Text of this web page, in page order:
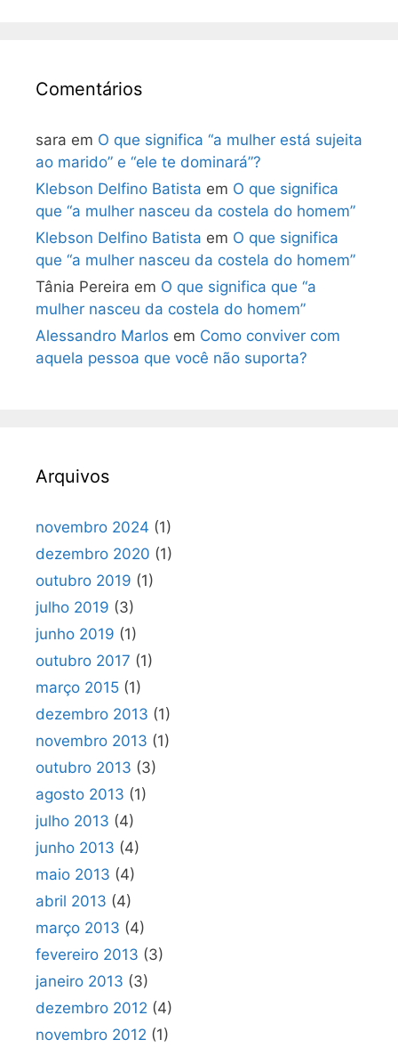
Comentários
sara em O que significa “a mulher está sujeita
ao marido” e “ele te dominará”?
Klebson Delfino Batista em O que significa
que “a mulher nasceu da costela do homem”
Klebson Delfino Batista em O que significa
que “a mulher nasceu da costela do homem”
Tânia Pereira em O que significa que “a
mulher nasceu da costela do homem”
Alessandro Marlos em Como conviver com
aquela pessoa que você não suporta?
Arquivos
novembro 2024 (1)
dezembro 2020 (1)
outubro 2019 (1)
julho 2019 (3)
junho 2019 (1)
outubro 2017 (1)
março 2015 (1)
dezembro 2013 (1)
novembro 2013 (1)
outubro 2013 (3)
agosto 2013 (1)
julho 2013 (4)
junho 2013 (4)
maio 2013 (4)
abril 2013 (4)
março 2013 (4)
fevereiro 2013 (3)
janeiro 2013 (3)
dezembro 2012 (4)
novembro 2012 (1)